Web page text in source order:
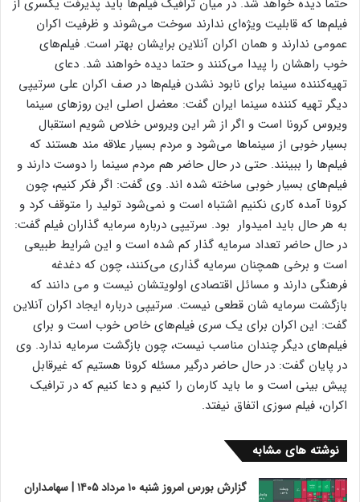
حتما دیده خواهد شد. در میان ترافیک فیلم‌ها باید پذیرفت یکسری از
فیلم‌ها که قابلیت ویژه‌ای ندارند سوخت می‌شوند و ظرفیت اکران
عمومی ندارند و همان اکران آنلاین برایشان بهتر است. فیلم‌های
خوب راهشان را پیدا می‌کنند و حتما دیده خواهند شد. دعای
تهیه‌کننده سینما برای نابود نشدن فیلم‌ها در صف اکران علی سرتیپی
دیگر تهیه کننده سینما ایران گفت: معضل اصلی این روز‌های سینما
ویروس کرونا است و اگر از شر این ویروس خلاص شویم استقبال
بسیار خوبی از سینما‌ها می‌شود و مردم بسیار علاقه مند هستند که
فیلم‌ها را ببینند. حتی در حال حاضر هم مردم سینما را دوست دارند و
فیلم‌های بسیار خوبی ساخته شده اند. وی گفت: اگر فکر کنیم، چون
کرونا آمده کاری نکنیم اشتباه است و نمی‌شود تولید را متوقف کرد و
به هر حال باید امیدوار بود. سرتیپی درباره سرمایه گذاران فیلم گفت:
در حال حاضر تعداد سرمایه گذار کم شده است و این شرایط طبیعی
است و برخی همچنان سرمایه گذاری می‌کنند، چون که دغدغه
فرهنگی دارند و مسائل اقتصادی اولویتشان نیست و می دانند که
بازگشت سرمایه شان قطعی نیست. سرتیپی درباره ایجاد اکران آنلاین
گفت: این اکران برای یک سری فیلم‌های خاص خوب است و برای
فیلم‌های دیگر چندان مناسب نیست، چون بازگشت سرمایه ندارد. وی
در پایان گفت: در حال حاضر درگیر مسئله کرونا هستیم که غیرقابل
پیش بینی است و ما باید کارمان را کنیم و دعا کنیم که در ترافیک
اکران، فیلم سوزی اتفاق نیفتد.
نوشته های مشابه
گزارش بورس امروز شنبه ۱۰ مرداد ۱۴۰۵ | سهامداران